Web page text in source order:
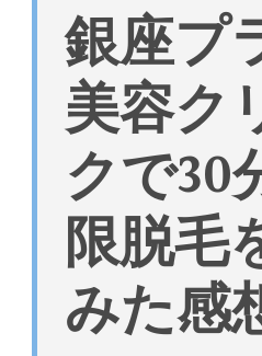
銀座プ
美容ク
クで30
限脱毛
みた感